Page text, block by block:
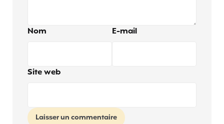
Nom E-mail
Site web